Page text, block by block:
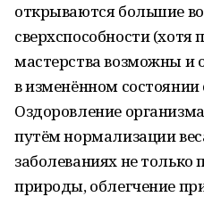
открываются большие
сверхспособности (хотя
мастерства возможны и
в изменённом состоянии
Оздоровление
путём нормализации
заболеваниях не только
природы, облегчение